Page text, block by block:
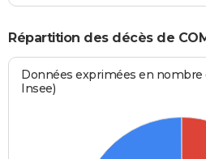
Répartition des décès de
Données exprimées en nombre
Insee)